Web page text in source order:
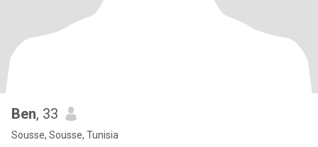
Ben, 33
Sousse, Sousse, Tunisia